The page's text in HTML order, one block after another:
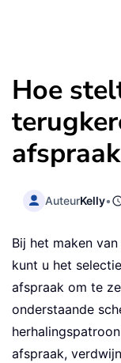
Hoe
AuteurKelly•
Bij het maken
kunt u het
afspraak om te
onderstaande
afspraak,